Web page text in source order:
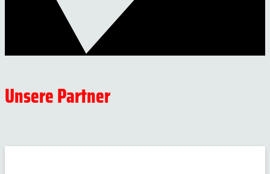
Unsere Partner